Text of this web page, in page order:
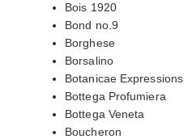
Bois 1920
Bond no.9
Borghese
Borsalino
Botanicae Expressions
Bottega Profumiera
Bottega Veneta
Boucheron